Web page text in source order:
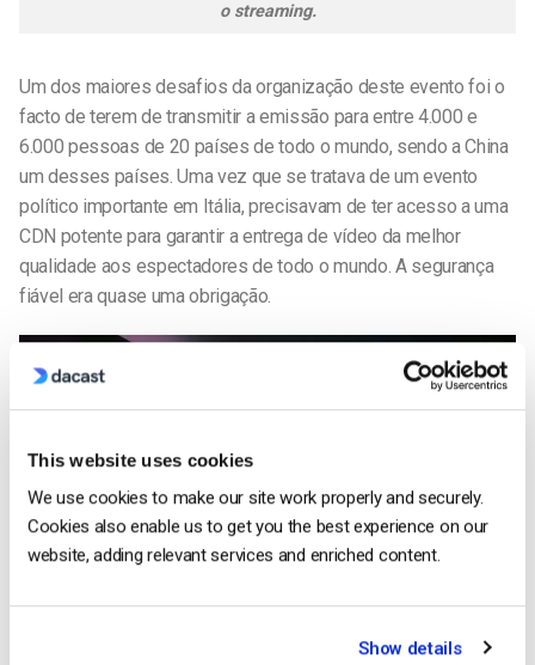
This website uses cookies
We use cookies to make our site work properly and securely.
Cookies also enable us to get you the best experience on our
website, adding relevant services and enriched content.
Show details
o streaming.
Um dos maiores desafios da organização deste evento foi o
facto de terem de transmitir a emissão para entre 4.000 e
6.000 pessoas de 20 países de todo o mundo, sendo a China
um desses países. Uma vez que se tratava de um evento
político importante em Itália, precisavam de ter acesso a uma
CDN potente para garantir a entrega de vídeo da melhor
qualidade aos espectadores de todo o mundo. A segurança
fiável era quase uma obrigação.